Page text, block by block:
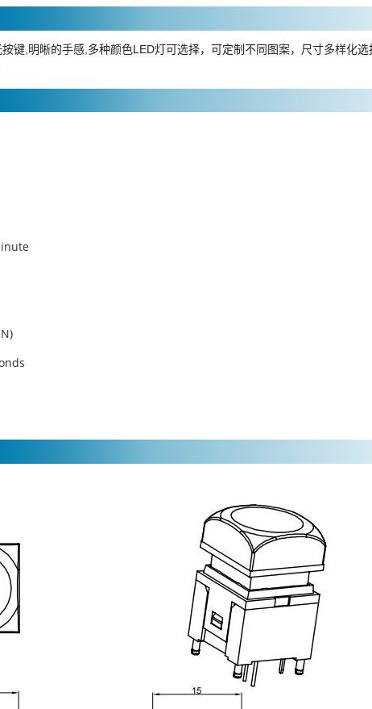
键,明晰的手感,多种颜色LED灯可选择，可定制不同图案，尺寸多样化